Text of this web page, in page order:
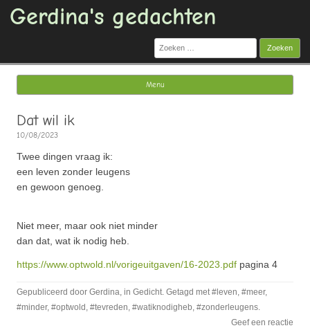
Gerdina's gedachten
Zoeken
naar:
Menu
Dat wil ik
10/08/2023
Twee dingen vraag ik:
een leven zonder leugens
en gewoon genoeg.
Niet meer, maar ook niet minder
dan dat, wat ik nodig heb.
https://www.optwold.nl/vorigeuitgaven/16-2023.pdf pagina 4
Gepubliceerd door Gerdina, in Gedicht. Getagd met#leven, #meer,
#minder, #optwold , #tevreden, #watiknodigheb, #zonderleugens.
Geef een reactie